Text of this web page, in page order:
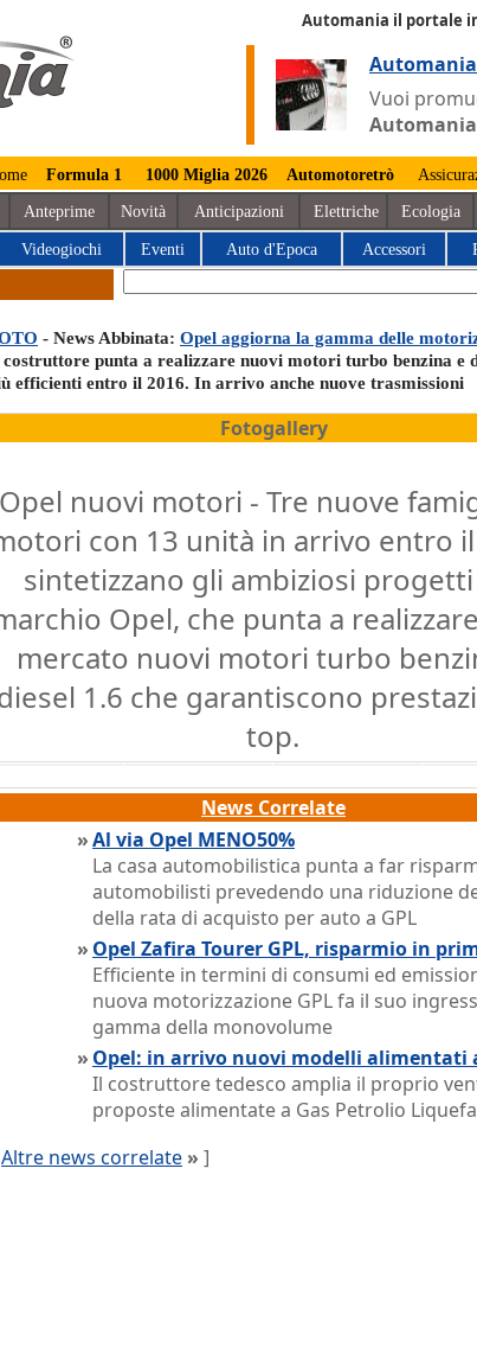
Automania il portale
Vuoi
Formula 1 1000 Miglia 2026 Automotoretrò
Anteprime Novità Anticipazioni Elettriche Ecologia
Videogiochi Eventi Auto d'Epoca Accessori
- News Abbinata: Opel aggiorna la gamma delle
punta a realizzare nuovi motori turbo benzina e
efficienti entro il 2016. In arrivo anche nuove trasmissioni
Fotogallery
Opel nuovi motori - Tre nuove
con 13 unità in arrivo entro
sintetizzano gli ambiziosi
Opel, che punta a
mercato nuovi motori turbo
1.6 che garantiscono
top.
News Correlate
»Al via Opel MENO50%
La casa automobilistica punta a far
automobilisti prevedendo una riduzione
della rata di acquisto per auto a GPL
» Opel Zafira Tourer GPL, risparmio in
Efficiente in termini di consumi ed
nuova motorizzazione GPL fa il suo
gamma della monovolume
» Opel: in arrivo nuovi modelli alimentati
Il costruttore tedesco amplia il proprio
proposte alimentate a Gas Petrolio
Altre news correlate » ]